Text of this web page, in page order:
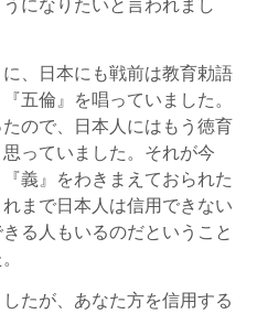
になりたいと言われまし
、日本にも戦前は教育勅語
五倫』を唱っていました。
ので、日本人にはもう徳育
っていました。それが今
義』をわきまえておられた
まで日本人は信用できない
る人もいるのだということ
たが、あなた方を信用する